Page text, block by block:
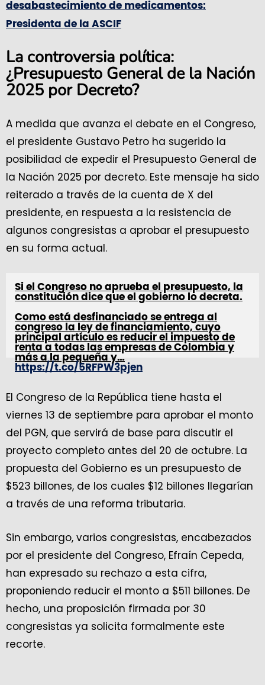
desabastecimiento de medicamentos:
Presidenta de la ASCIF
La controversia política:
¿Presupuesto General de la Nación
2025 por Decreto?
A medida que avanza el debate en el Congreso,
el presidente Gustavo Petro ha sugerido la
posibilidad de expedir el Presupuesto General de
la Nación 2025 por decreto. Este mensaje ha sido
reiterado a través de la cuenta de X del
presidente, en respuesta a la resistencia de
algunos congresistas a aprobar el presupuesto
en su forma actual.
Si el Congreso no aprueba el presupuesto, la
constitución dice que el gobierno lo decreta.
Como está desfinanciado se entrega al
congreso la ley de financiamiento, cuyo
principal artículo es reducir el impuesto de
renta a todas las empresas de Colombia y
más a la pequeña y…
https://t.co/5RFPW3pjen
— Gustavo Petro (@petrogustavo)
September 10, 2024
El Congreso de la República tiene hasta el
viernes 13 de septiembre para aprobar el monto
del PGN, que servirá de base para discutir el
proyecto completo antes del 20 de octubre. La
propuesta del Gobierno es un presupuesto de
$523 billones, de los cuales $12 billones llegarían
a través de una reforma tributaria.
Sin embargo, varios congresistas, encabezados
por el presidente del Congreso, Efraín Cepeda,
han expresado su rechazo a esta cifra,
proponiendo reducir el monto a $511 billones. De
hecho, una proposición firmada por 30
congresistas ya solicita formalmente este
recorte.